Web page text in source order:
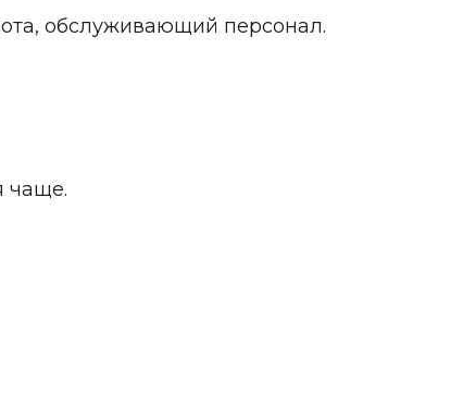
обслуживающий персонал.
чаще.